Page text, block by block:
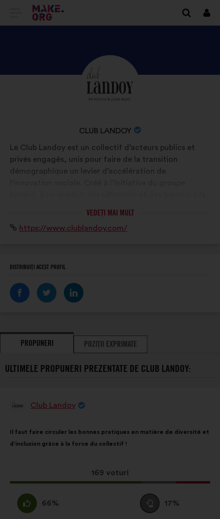
DIRECȚIONARE
PAGINĂ
MAKE.ORG
DESCOPERIȚI
PROFILUL
LANDOY
NUMELE
ORGANIZAȚIEI:
CLUB LANDOY
Biografie:
Le Club Landoy est un collectif d’acteurs publics et
privés engagés, unis pour faire de la transition
démographique un levier d’accélération de
VEDEȚI MAI MULT
Sitehttps://www.clublandoy.com/
DISTRIBUIȚI ACEST PROFIL
PROPUNERI POZIȚII EXPRIMATE
ULTIMELE PROPUNERI PREZENTATE DE CLUB LANDOY:
PropunereClub Landoy
propunerii:
Il faut faire circuler les bonnes pratiques en matière de diversité et
d’inclusion grâce à la force du collectif !
Această
propunere
169 voturi
următoarea
distribuire:
Acord
:
66%
Neutru
:
17%